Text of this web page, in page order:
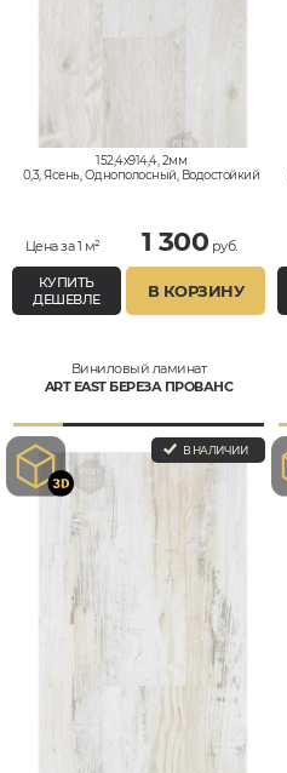
152,4x914,4, 2мм
0,3, Ясень, Однополосный, Водостойкий
Цена за 1 м² 1 300 руб.
КУПИТЬ
ДЕШЕВЛЕ
В КОРЗИНУ
Виниловый ламинат
ART EAST БЕРЕЗА ПРОВАНС
В НАЛИЧИИ